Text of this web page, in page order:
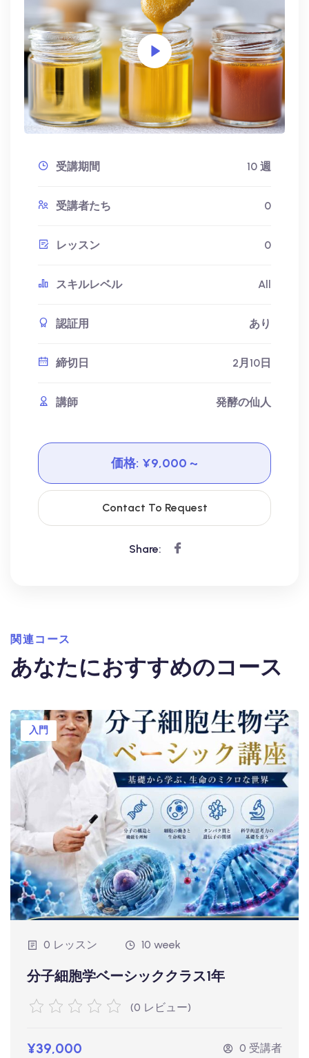
受講期間 10 週
受講者たち 0
レッスン 0
スキルレベル All
認証用 あり
締切日 2月10日
講師 発酵の仙人
価格: ¥9,000 ~
Contact To Request
Share:
関連コース
あなたにおすすめのコース
入門
0 レッスン 10 week
分子細胞学ベーシッククラス1年
(0 レビュー)
¥39,000 0 受講者